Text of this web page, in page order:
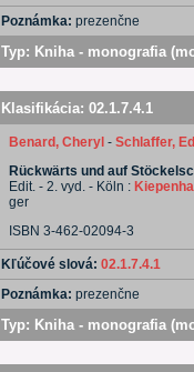
Poznámka: prezenčne
Typ: Kniha - monografia
Klasifikácia: 02.1.7.4.1
Benard, Cheryl - Schlaffer,
Rückwärts und auf
Edit. - 2. vyd. - Köln :
ger
ISBN 3-462-02094-3
Kľúčové slová: 02.1.7.4.1
Poznámka: prezenčne
Typ: Kniha - monografia